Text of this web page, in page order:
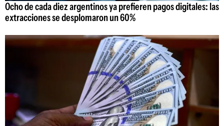
Ocho de cada diez argentinos ya prefieren pagos digitales: las
extracciones se desplomaron un 60%